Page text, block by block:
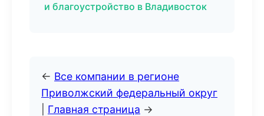
и благоустройство в Владивосток
← Все компании в регионе
Приволжский федеральный округ
Главная страница →